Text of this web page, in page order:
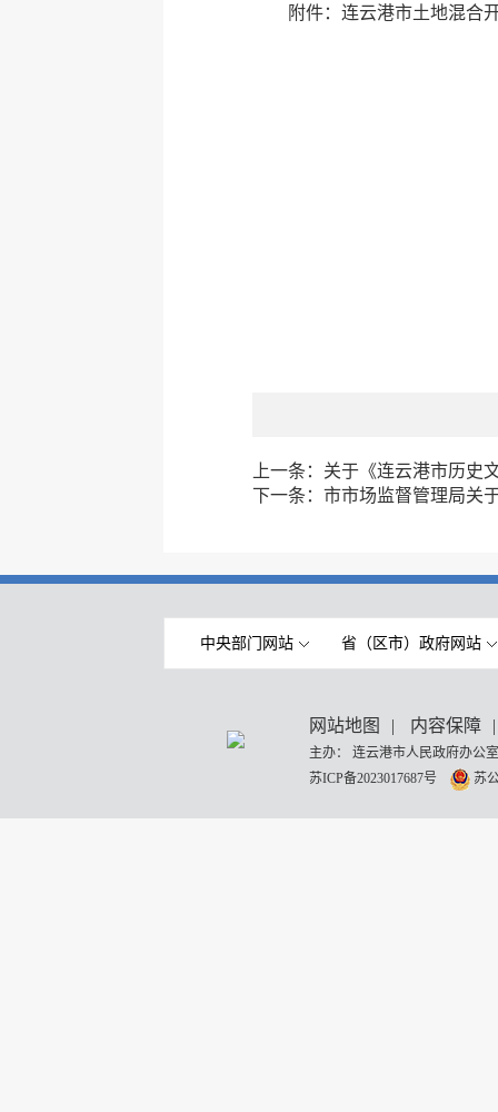
附件： 连云港市土地混合
上一条： 关于《连云港市历史
下一条： 市市场监督管理局关
中央部门网站 省（区市）政府网站
网站地图 | 内容保障 |
主办： 连云港市人民政府办
苏ICP备2023017687号
苏